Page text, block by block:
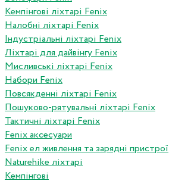
Кемпінгові ліхтарі Fenix
Налобні ліхтарі Fenix
Індустріальні ліхтарі Fenix
Ліхтарі для дайвінгу Fenix
Мисливські ліхтарі Fenix
Набори Fenix
Повсякденні ліхтарі Fenix
Пошуково-рятувальні ліхтарі Fenix
Тактичні ліхтарі Fenix
Fenix аксесуари
Fenix ел живлення та зарядні пристрої
Naturehike ліхтарі
Кемпінгові